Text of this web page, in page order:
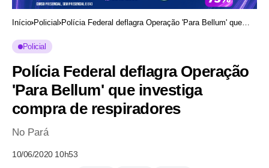
Início Policial Polícia Federal deflagra Operação 'Para Bellum' que
Policial
Polícia Federal deflagra Operação
'Para Bellum' que investiga
compra de respiradores
No Pará
10/06/2020 10h53